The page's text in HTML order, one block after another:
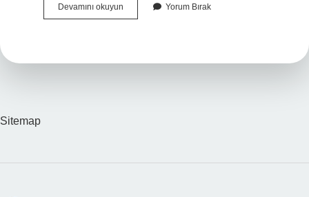
Devamını okuyun
Masajı
Yorum Bırak
Sitemap